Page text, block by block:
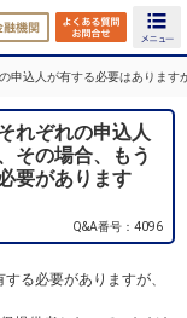
取扱金融機関 よくあ
申込人が有する必要はありま
れぞれの申込人
その場合、もう
要があります
Q&A番号：4096
る必要がありますが、